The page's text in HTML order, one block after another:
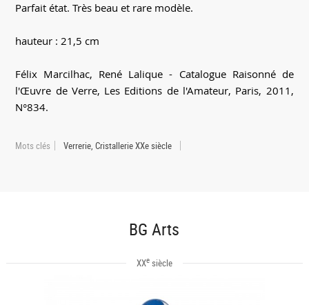
Parfait état. Très beau et rare modèle.
hauteur : 21,5 cm
Félix Marcilhac, René Lalique - Catalogue Raisonné de
l'Œuvre de Verre, Les Editions de l'Amateur, Paris, 2011,
N°834.
Mots clés Verrerie, Cristallerie XXe siècle
BG Arts
XXesiècle